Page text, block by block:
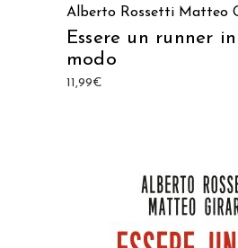
Alberto Rossetti Matteo
Essere un runner
modo
11,99€